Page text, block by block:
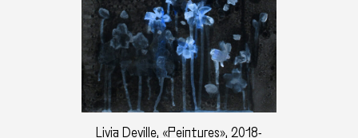
Livia Deville, «Peintures», 2018-